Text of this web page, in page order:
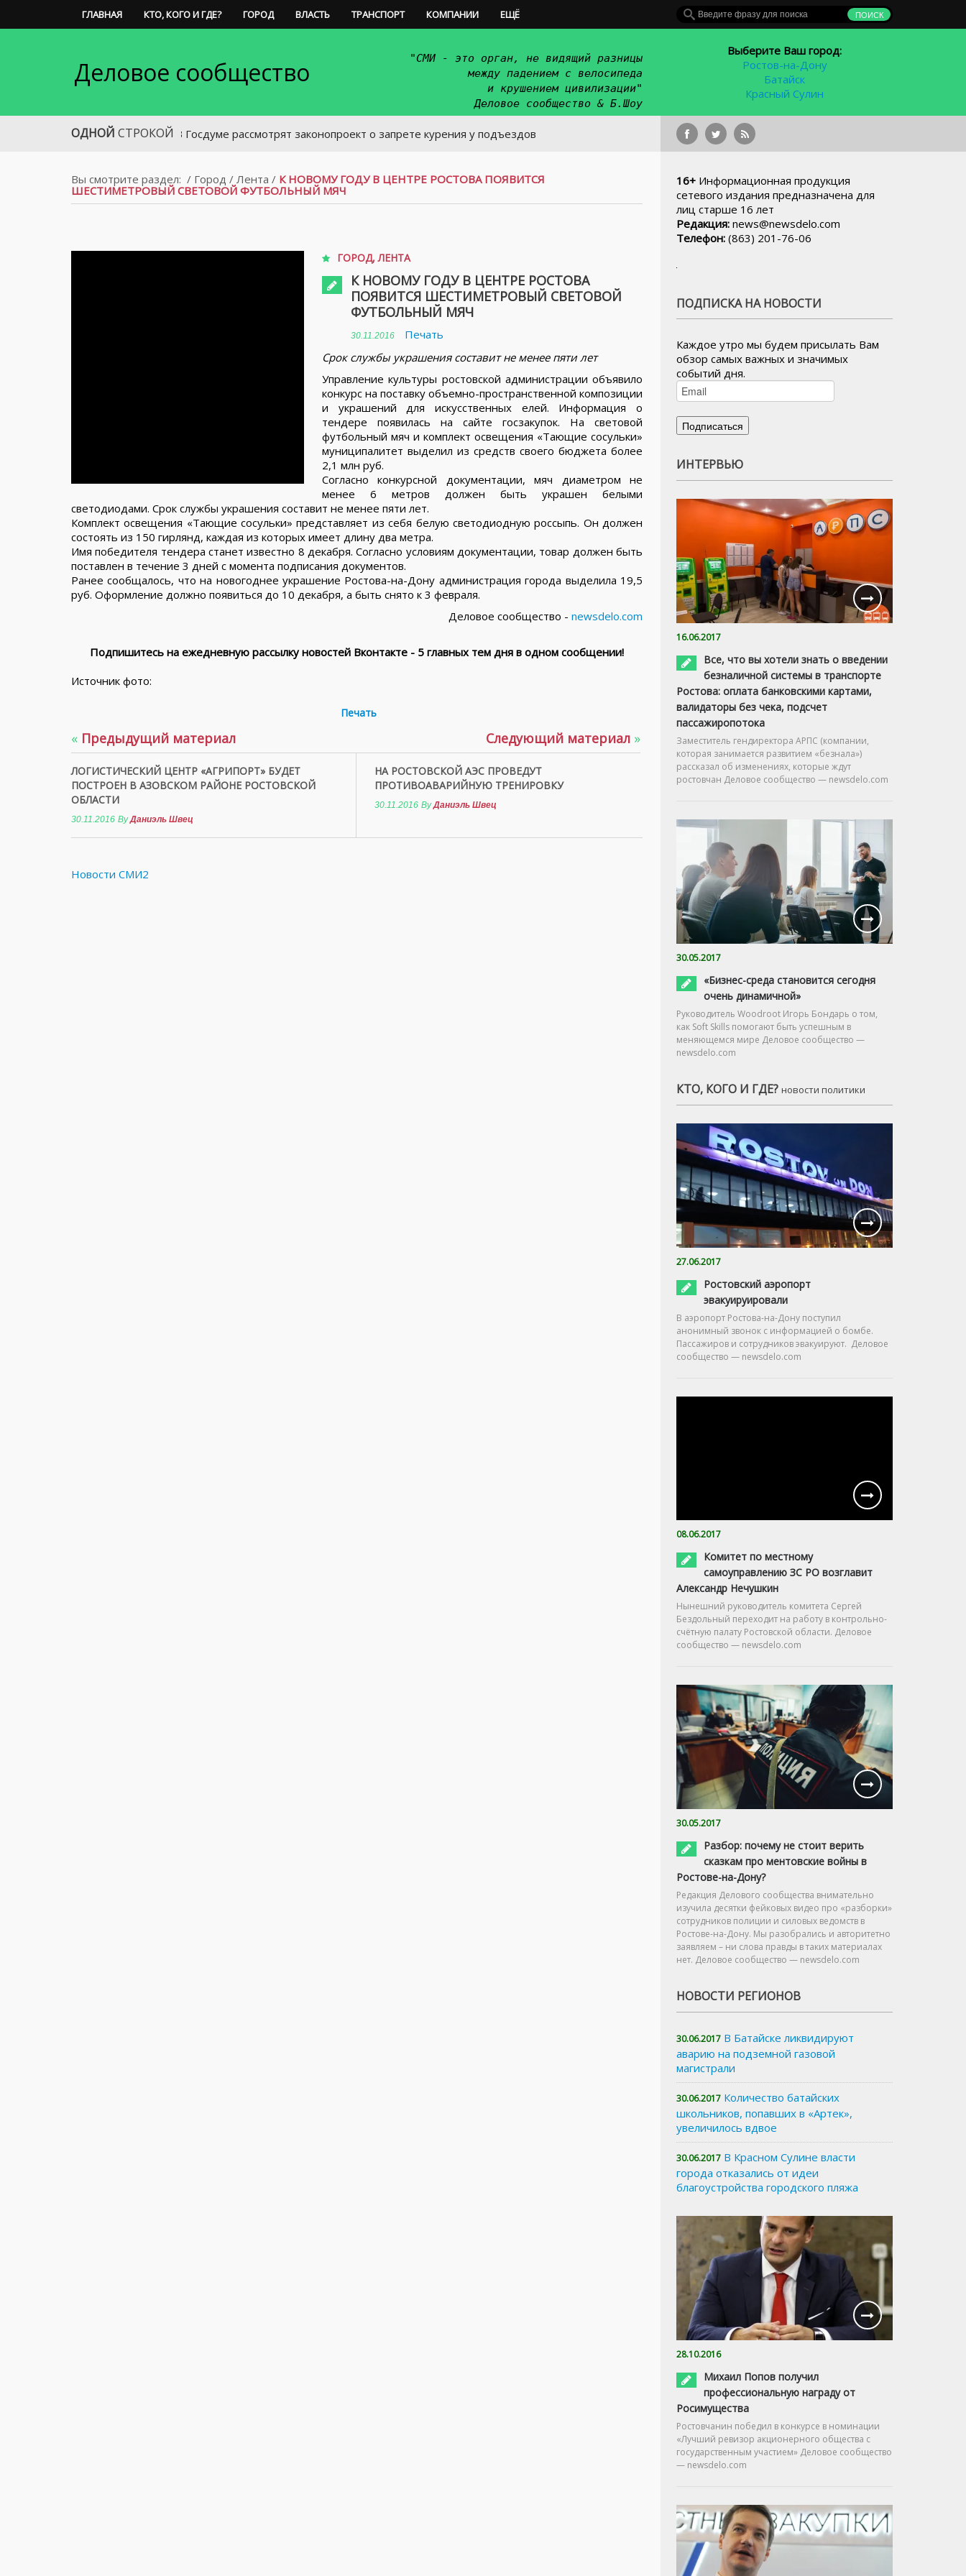
ГЛАВНАЯ КТО, КОГО И ГДЕ? ГОРОД ВЛАСТЬ ТРАНСПОРТ КОМПАНИИ ЕЩЁ
Деловое сообщество
"СМИ - это орган, не видящий разницы
между падением с велосипеда
и крушением цивилизации"
Деловое сообщество & Б.Шоу
Выберите Ваш город:
Ростов-на-Дону
Батайск
Красный Сулин
ОДНОЙ СТРОКОЙ
В Госдуме рассмотрят законопроект о запрете курения у подъездов
Вы смотрите раздел: / Город / Лента / К НОВОМУ ГОДУ В ЦЕНТРЕ РОСТОВА ПОЯВИТСЯ
ШЕСТИМЕТРОВЫЙ СВЕТОВОЙ ФУТБОЛЬНЫЙ МЯЧ
ГОРОД,ЛЕНТА
К НОВОМУ ГОДУ В ЦЕНТРЕ РОСТОВА
ПОЯВИТСЯ ШЕСТИМЕТРОВЫЙ СВЕТОВОЙ
ФУТБОЛЬНЫЙ МЯЧ
30.11.2016
Печать
Срок службы украшения составит не менее пяти лет
Управление культуры ростовской администрации объявило
конкурс на поставку объемно-пространственной композиции
и украшений для искусственных елей. Информация о
тендере появилась на сайте госзакупок. На световой
футбольный мяч и комплект освещения «Тающие сосульки»
муниципалитет выделил из средств своего бюджета более
2,1 млн руб.
Согласно конкурсной документации, мяч диаметром не
менее 6 метров должен быть украшен белыми
светодиодами. Срок службы украшения составит не менее пяти лет.
Комплект освещения «Тающие сосульки» представляет из себя белую светодиодную россыпь. Он должен
состоять из 150 гирлянд, каждая из которых имеет длину два метра.
Имя победителя тендера станет известно 8 декабря. Согласно условиям документации, товар должен быть
поставлен в течение 3 дней с момента подписания документов.
Ранее сообщалось, что на новогоднее украшение Ростова-на-Дону администрация города выделила 19,5
руб. Оформление должно появиться до 10 декабря, а быть снято к 3 февраля.
Деловое сообщество - newsdelo.com
Подпишитесь на ежедневную рассылку новостей Вконтакте - 5 главных тем дня в одном сообщении!
Источник фото:
Печать
« Предыдущий материал
ЛОГИСТИЧЕСКИЙ ЦЕНТР «АГРИПОРТ» БУДЕТ
ПОСТРОЕН В АЗОВСКОМ РАЙОНЕ РОСТОВСКОЙ
ОБЛАСТИ
30.11.2016 ByДаниэль Швец
Следующий материал »
НА РОСТОВСКОЙ АЭС ПРОВЕДУТ
ПРОТИВОАВАРИЙНУЮ ТРЕНИРОВКУ
30.11.2016 ByДаниэль Швец
Новости СМИ2
16+ Информационная продукция
сетевого издания предназначена для
лиц старше 16 лет
Редакция: news@newsdelo.com
Телефон: (863) 201-76-06
ПОДПИСКА НА НОВОСТИ
Каждое утро мы будем присылать Вам
обзор самых важных и значимых
событий дня.
ИНТЕРВЬЮ
16.06.2017
Все, что вы хотели знать о введении
безналичной системы в транспорте
Ростова: оплата банковскими картами,
валидаторы без чека, подсчет
пассажиропотока
Заместитель гендиректора АРПС (компании,
которая занимается развитием «безнала»)
рассказал об изменениях, которые ждут
ростовчан Деловое сообщество — newsdelo.com
30.05.2017
«Бизнес-среда становится сегодня
очень динамичной»
Руководитель Woodroot Игорь Бондарь о том,
как Soft Skills помогают быть успешным в
меняющемся мире Деловое сообщество —
newsdelo.com
КТО, КОГО И ГДЕ? новости политики
27.06.2017
Ростовский аэропорт
эвакуируировали
В аэропорт Ростова-на-Дону поступил
анонимный звонок с информацией о бомбе.
Пассажиров и сотрудников эвакуируют. Деловое
сообщество — newsdelo.com
08.06.2017
Комитет по местному
самоуправлению ЗС РО возглавит
Александр Нечушкин
Нынешний руководитель комитета Сергей
Бездольный переходит на работу в контрольно-
счётную палату Ростовской области. Деловое
сообщество — newsdelo.com
30.05.2017
Разбор: почему не стоит верить
сказкам про ментовские войны в
Ростове-на-Дону?
Редакция Делового сообщества внимательно
изучила десятки фейковых видео про «разборки»
сотрудников полиции и силовых ведомств в
Ростове-на-Дону. Мы разобрались и авторитетно
заявляем – ни слова правды в таких материалах
нет. Деловое сообщество — newsdelo.com
НОВОСТИ РЕГИОНОВ
30.06.2017 В Батайске ликвидируют
аварию на подземной газовой
магистрали
30.06.2017 Количество батайских
школьников, попавших в «Артек»,
увеличилось вдвое
30.06.2017 В Красном Сулине власти
города отказались от идеи
благоустройства городского пляжа
28.10.2016
Михаил Попов получил
профессиональную награду от
Росимущества
Ростовчанин победил в конкурсе в номинации
«Лучший ревизор акционерного общества с
государственным участием» Деловое сообщество
— newsdelo.com